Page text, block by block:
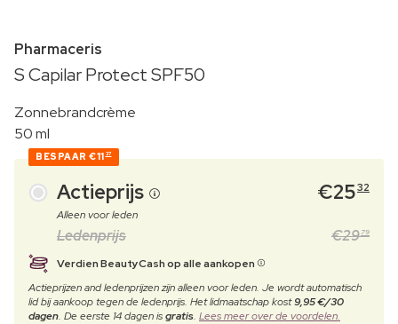
Pharmaceris
S Capilar Protect SPF50
Zonnebrandcrème
50 ml
BESPAAR €11 37
Actieprijs €2532
Alleen voor leden
Ledenprijs €29 79
Verdien BeautyCash op alle aankopen
Actieprijzen and ledenprijzen zijn alleen voor leden. Je wordt automatisch
lid bij aankoop tegen de ledenprijs. Het lidmaatschap kost9,95 €/30
dagen. De eerste 14 dagen isgratis. Lees meer over de voordelen.